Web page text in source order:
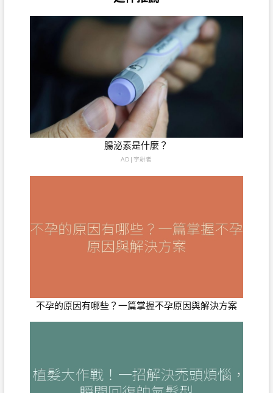
腸泌素是什麼？
AD | 字耕者
不孕的原因有哪些？一篇掌握不孕原因與解決方案